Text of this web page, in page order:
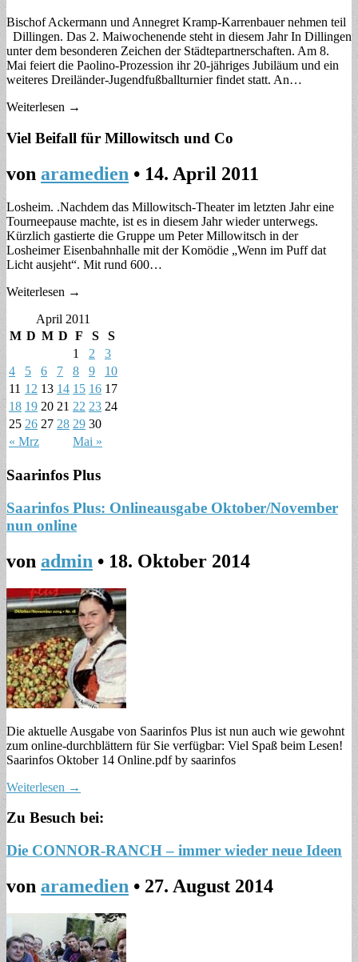
Bischof Ackermann und Annegret Kramp-Karrenbauer nehmen teil
Dillingen. Das 2. Maiwochenende steht in diesem Jahr In Dillingen
unter dem besonderen Zeichen der Städtepartnerschaften. Am 8.
Mai feiert die Paolino-Prozession ihr 20-jähriges Jubiläum und ein
weiteres Dreiländer-Jugendfußballturnier findet statt. An…
Weiterlesen →
Viel Beifall für Millowitsch und Co
von aramedien • 14. April 2011
Losheim. .Nachdem das Millowitsch-Theater im letzten Jahr eine
Tourneepause machte, ist es in diesem Jahr wieder unterwegs.
Kürzlich gastierte die Gruppe um Peter Millowitsch in der
Losheimer Eisenbahnhalle mit der Komödie „Wenn im Puff dat
Licht ausjeht“. Mit rund 600…
Weiterlesen →
April 2011
M D M D F S S
« Mrz Mai »
1 2
3
4
5 6 7 8 9
10
11 12 13 14 15 16 17
18 19 20 21 22 23 24
25 26 27 28 29 30
Saarinfos Plus
Saarinfos Plus: Onlineausgabe Oktober/November
nun online
von admin • 18. Oktober 2014
Die aktuelle Ausgabe von Saarinfos Plus ist nun auch wie gewohnt
zum online-durchblättern für Sie verfügbar: Viel Spaß beim Lesen!
Saarinfos Oktober 14 Online.pdf by saarinfos
Weiterlesen →
Zu Besuch bei:
Die CONNOR-RANCH – immer wieder neue Ideen
von aramedien • 27. August 2014